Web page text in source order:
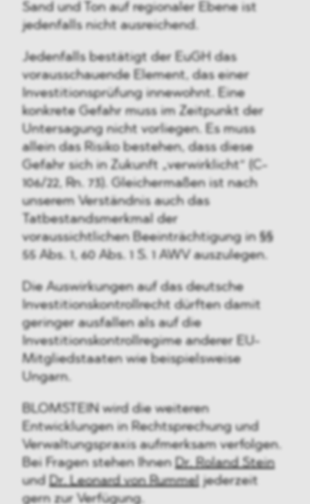
Sand und Ton auf regionaler Ebene ist
jedenfalls nicht ausreichend.
Jedenfalls bestätigt der EuGH das
vorausschauende Element, das einer
Investitionsprüfung innewohnt. Eine
konkrete Gefahr muss im Zeitpunkt der
Untersagung nicht vorliegen. Es muss
allein das Risiko bestehen, dass diese
Gefahr sich in Zukunft „verwirklicht“ (C-
106/22, Rn. 73). Gleichermaßen ist nach
unserem Verständnis auch das
Tatbestandsmerkmal der
voraussichtlichen Beeinträchtigung in §§
55 Abs. 1, 60 Abs. 1 S. 1 AWV auszulegen.
Die Auswirkungen auf das deutsche
Investitionskontrollrecht dürften damit
geringer ausfallen als auf die
Investitionskontrollregime anderer EU-
Mitgliedstaaten wie beispielsweise
Ungarn.
BLOMSTEIN wird die weiteren
Entwicklungen in Rechtsprechung und
Verwaltungspraxis aufmerksam verfolgen.
Bei Fragen stehen Ihnen Dr. Roland Stein
und Dr. Leonard von Rummel jederzeit
gern zur Verfügung.